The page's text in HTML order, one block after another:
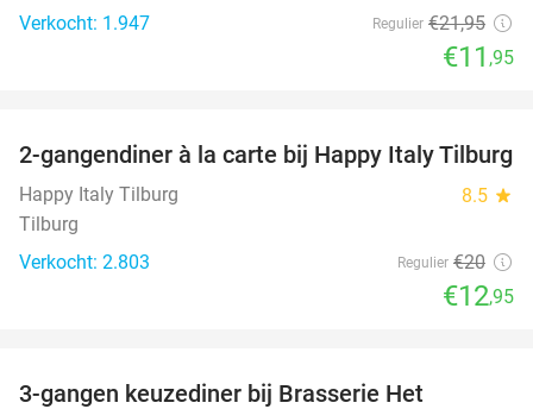
Verkocht: 1.947
Regulier €21,95
€11 ,95
35%
2-gangendiner à la carte bij Happy Italy Tilburg
Happy Italy Tilburg 8.5 star
Tilburg
Verkocht: 2.803
Regulier €20
€12,95
3-gangen keuzediner bij Brasserie Het